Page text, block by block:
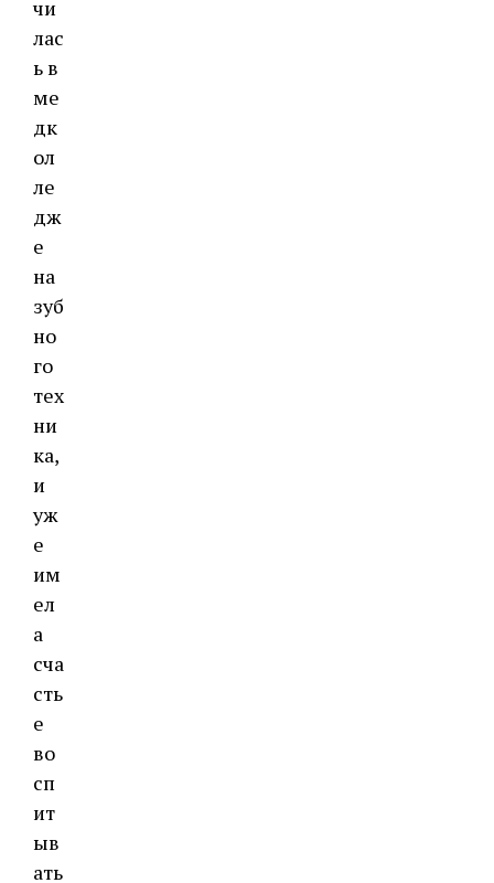
чи
лас
ь в
ме
дк
ол
ле
дж
е
на
зуб
но
го
тех
ни
ка,
и
уж
е
им
ел
а
сча
сть
е
во
сп
ит
ыв
ать